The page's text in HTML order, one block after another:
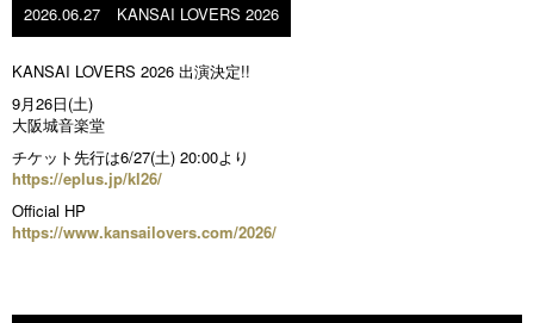
2026.06.27 KANSAI LOVERS 2026
KANSAI LOVERS 2026 出演決定!!
9月26日(土)
大阪城音楽堂
チケット先行は6/27(土) 20:00より
https://eplus.jp/kl26/
Official HP
https://www.kansailovers.com/2026/